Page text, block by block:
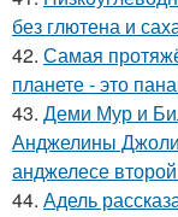
без глютена и
42. Самая
планете - это
43. Деми Мур и
Анджелины
анджелесе
44. Адель